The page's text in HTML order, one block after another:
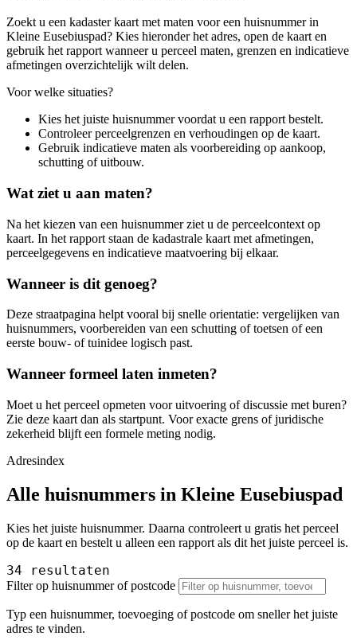
Zoekt u een kadaster kaart met maten voor een huisnummer in
Kleine Eusebiuspad? Kies hieronder het adres, open de kaart en
gebruik het rapport wanneer u perceel maten, grenzen en indicatieve
afmetingen overzichtelijk wilt delen.
Voor welke situaties?
Kies het juiste huisnummer voordat u een rapport bestelt.
Controleer perceelgrenzen en verhoudingen op de kaart.
Gebruik indicatieve maten als voorbereiding op aankoop,
schutting of uitbouw.
Wat ziet u aan maten?
Na het kiezen van een huisnummer ziet u de perceelcontext op
kaart. In het rapport staan de kadastrale kaart met afmetingen,
perceelgegevens en indicatieve maatvoering bij elkaar.
Wanneer is dit genoeg?
Deze straatpagina helpt vooral bij snelle orientatie: vergelijken van
huisnummers, voorbereiden van een schutting of toetsen of een
eerste bouw- of tuinidee logisch past.
Wanneer formeel laten inmeten?
Moet u het perceel opmeten voor uitvoering of discussie met buren?
Zie deze kaart dan als startpunt. Voor exacte grens of juridische
zekerheid blijft een formele meting nodig.
Adresindex
Alle huisnummers in Kleine Eusebiuspad
Kies het juiste huisnummer. Daarna controleert u gratis het perceel
op de kaart en bestelt u alleen een rapport als dit het juiste perceel is.
34 resultaten
Filter op huisnummer of postcode
Typ een huisnummer, toevoeging of postcode om sneller het juiste
adres te vinden.